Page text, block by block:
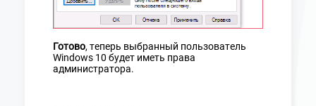
Готово, теперь выбранный пользователь
Windows 10 будет иметь права
администратора.